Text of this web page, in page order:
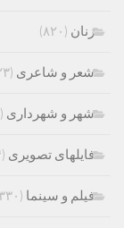
زنان (۸۲۰)
شعر و شاعری (۶۲۳)
شهر و شهرداری (۸۱۶)
فایلهای تصویری (۱۰۴)
فیلم و سینما (۳۳۰)